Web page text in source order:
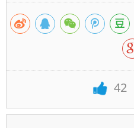
42